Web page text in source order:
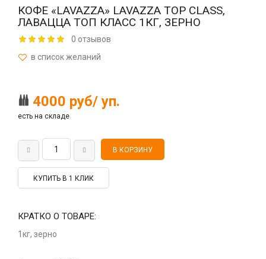
КОФЕ «LAVAZZA» LAVAZZA TOP CLASS,
ЛАВАЦЦА ТОП КЛАСС 1КГ, ЗЕРНО
0 отзывов
4000 руб/ уп.
есть на складе
КУПИТЬ В 1 КЛИК
КРАТКО О ТОВАРЕ:
1кг, зерно